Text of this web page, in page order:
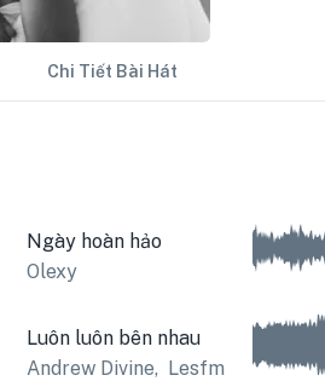
Chi Tiết Bài Hát
Ngày hoàn hảo
Olexy
Luôn luôn bên nhau
Andrew Divine, Lesfm